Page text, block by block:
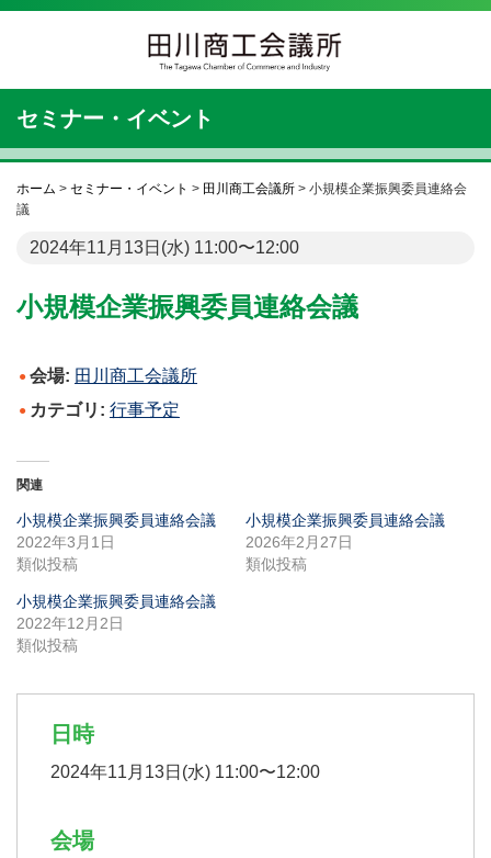
セミナー・イベント
ホーム > セミナー・イベント > 田川商工会議所 > 小規模企業振興委員連絡会
議
2024年11月13日(水) 11:00〜12:00
小規模企業振興委員連絡会議
会場: 田川商工会議所
カテゴリ: 行事予定
関連
小規模企業振興委員連絡会議
2022年3月1日
類似投稿
小規模企業振興委員連絡会議
2026年2月27日
類似投稿
小規模企業振興委員連絡会議
2022年12月2日
類似投稿
日時
2024年11月13日(水) 11:00〜12:00
会場